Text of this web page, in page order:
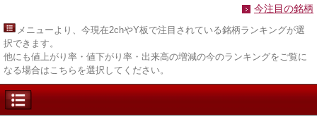
今注目の銘柄
メニューより、今現在2chやY板で注目されている銘柄ランキングが選
択できます。
他にも値上がり率・値下がり率・出来高の増減の今のランキングをご覧に
なる場合はこちらを選択してください。